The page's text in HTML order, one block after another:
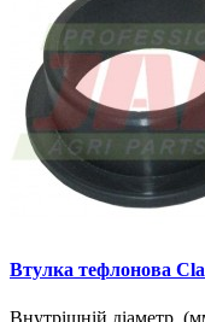
Втулка тефлонова
Внутрішній діаметр